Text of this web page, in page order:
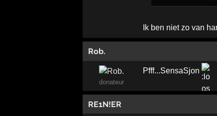
Ik ben niet zo van
Rob.
donateur
Pfff...SensaSjon
RE1N!ER